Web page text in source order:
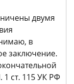
двумя
в
заключение.
1 ст. 115 УК РФ